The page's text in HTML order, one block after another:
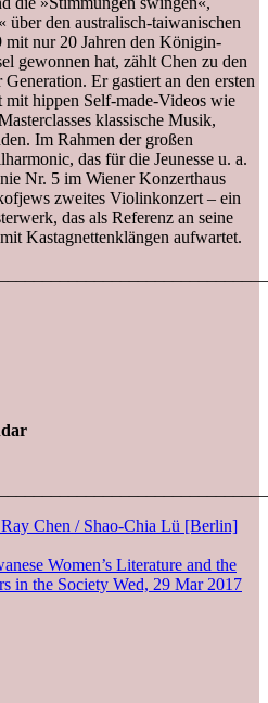
den australisch-taiwanischen
mit nur 20 Jahren den Königin-
gewonnen hat, zählt Chen zu den
Er gastiert an den ersten
mit hippen Self-made-Videos wie
klassische Musik,
Im Rahmen der großen
das für die Jeunesse u. a.
Nr. 5 im Wiener Konzerthaus
zweites Violinkonzert – ein
das als Referenz an seine
Kastagnettenklängen aufwartet.
Chen / Shao-Chia Lü [Berlin]
Women’s Literature and the
in the Society Wed, 29 Mar 2017